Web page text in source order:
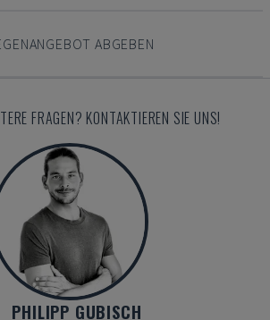
ABGEBEN
FRAGEN? KONTAKTIEREN SIE UNS!
PHILIPP GUBISCH